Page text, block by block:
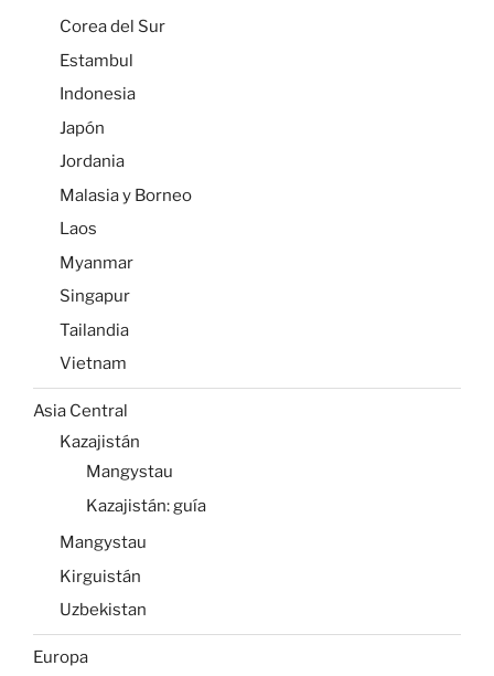
Corea del Sur
Estambul
Indonesia
Japón
Jordania
Malasia y Borneo
Laos
Myanmar
Singapur
Tailandia
Vietnam
Asia Central
Kazajistán
Mangystau
Kazajistán: guía
Mangystau
Kirguistán
Uzbekistan
Europa